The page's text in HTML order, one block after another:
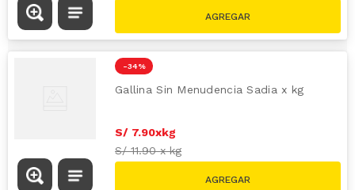
-34 %
Gallina Sin Menudencia Sadia x kg
S/ 7.90xkg
S/11.90xkg